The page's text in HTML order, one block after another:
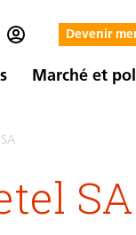
Devenir
Marché et
SA